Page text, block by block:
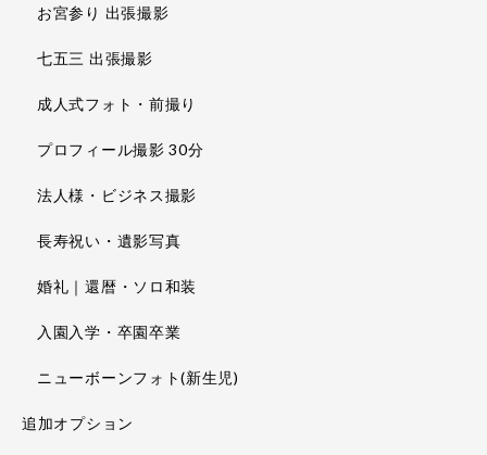
お宮参り 出張撮影
七五三 出張撮影
成人式フォト・前撮り
プロフィール撮影 30分
法人様・ビジネス撮影
長寿祝い・遺影写真
婚礼｜還暦・ソロ和装
入園入学・卒園卒業
ニューボーンフォト(新生児)
追加オプション